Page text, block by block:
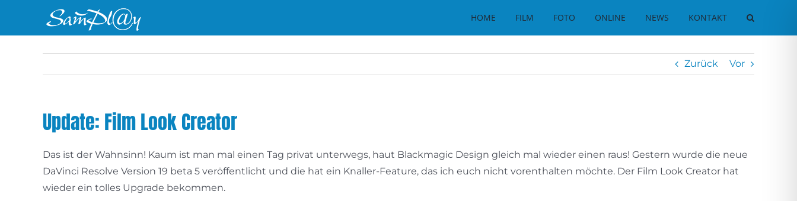
HOME FILM FOTO ONLINE NEWS KONTAKT
Zurück Vor
Update: Film Look Creator
Das ist der Wahnsinn! Kaum ist man mal einen Tag privat unterwegs, haut Blackmagic Design gleich mal wieder einen raus! Gestern wurde die neue
DaVinci Resolve Version 19 beta 5 veröffentlicht und die hat ein Knaller-Feature, das ich euch nicht vorenthalten möchte. Der Film Look Creator hat
wieder ein tolles Upgrade bekommen.